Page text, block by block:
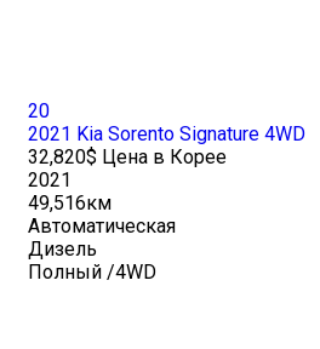
20
2021 Kia Sorento Signature 4WD
32,820$ Цена в Корее
2021
49,516км
Автоматическая
Дизель
Полный /4WD